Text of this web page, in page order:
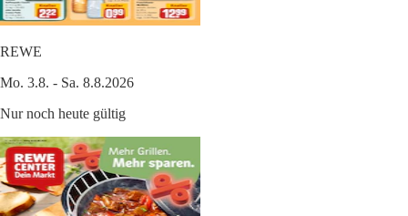
REWE
Mo. 3.8. - Sa. 8.8.2026
Nur noch heute gültig